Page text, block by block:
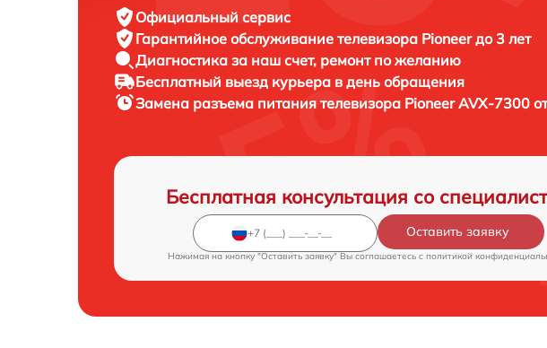
Официальный сервис
Гарантийное обслуживание телевизора Pioneer до 3 лет
Диагностика за наш счет, ремонт по желанию
Бесплатный выезд курьера в день обращения
Замена разъема питания телевизора Pioneer AVX-7300
Бесплатная консультация со
Оставить заявку
Нажимая на кнопку "Оставить заявку" Вы соглашаетесь c политикой